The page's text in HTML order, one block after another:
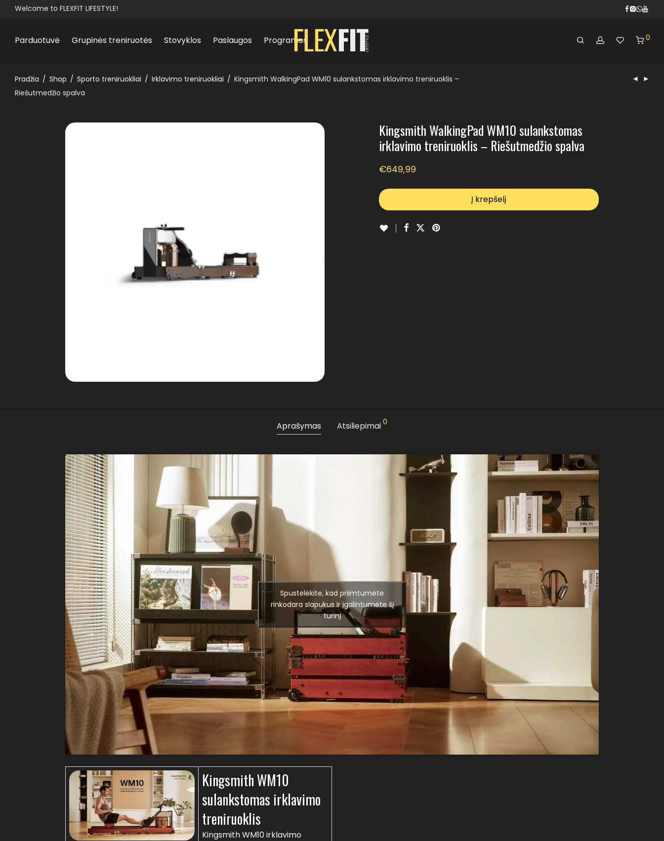
Welcome to FLEXFIT LIFESTYLE!
Parduotuvė Grupinės treniruotės Stovyklos Paslaugos Programos 0
Pradžia / Shop / Sporto treniruokliai / Irklavimo treniruokliai / Kingsmith WalkingPad WM10 sulankstomas irklavimo treniruoklis –
Riešutmedžio spalva
Kingsmith WalkingPad WM10 sulankstomas
irklavimo treniruoklis – Riešutmedžio spalva
€649,99
Į krepšelį
Aprašymas Atsiliepimai 0
Spustelėkite, kad priimtumėte
rinkodara slapukus ir įgalintumėte šį
turinį
Kingsmith WM10
sulankstomas irklavimo
treniruoklis
Kingsmith WM10 irklavimo